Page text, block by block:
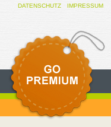
DATENSCHUTZ IMPRESSUM